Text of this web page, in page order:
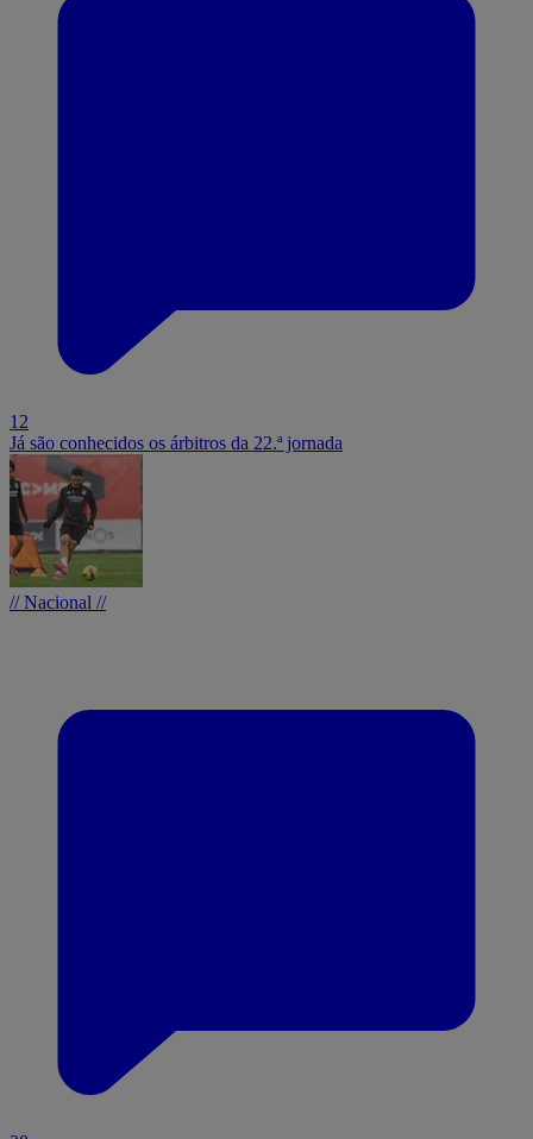
12
Já são conhecidos os árbitros da 22.ª jornada
// Nacional //